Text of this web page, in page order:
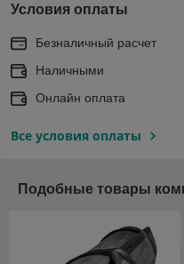
Условия оплаты
Безналичный расчет
Наличными
Онлайн оплата
Все условия оплаты
Подобные товары